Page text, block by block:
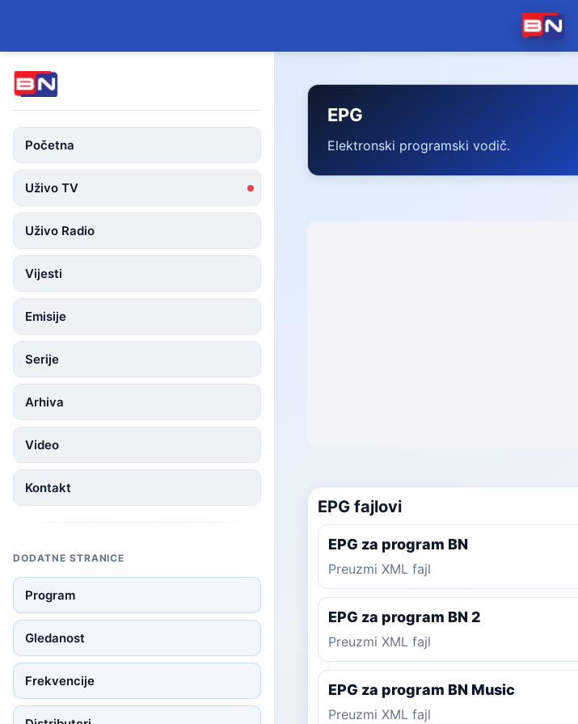
Početna
Uživo TV
Uživo Radio
Vijesti
Emisije
Serije
Arhiva
Video
Kontakt
DODATNE STRANICE
Program
Gledanost
Frekvencije
EPG
Elektronski programski vodič.
EPG fajlovi
EPG za program BN
Preuzmi XML fajl
EPG za program BN 2
Preuzmi XML fajl
EPG za program BN Music
Preuzmi XML fajl